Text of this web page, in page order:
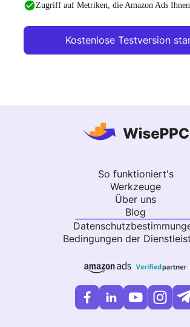
Zugriff auf Metriken, die Amazon Ads
Kostenlose Testversion
So funktioniert's
Werkzeuge
Über uns
Blog
Bedingungen der